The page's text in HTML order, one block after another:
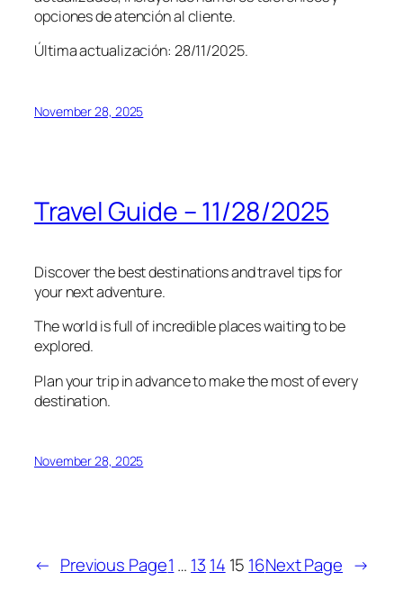
opciones de atención al cliente.
Última actualización: 28/11/2025.
November 28, 2025
Travel Guide – 11/28/2025
Discover the best destinations and travel tips for
your next adventure.
The world is full of incredible places waiting to be
explored.
Plan your trip in advance to make the most of every
destination.
November 28, 2025
← Previous Page1 … 13 14 15 16Next Page →